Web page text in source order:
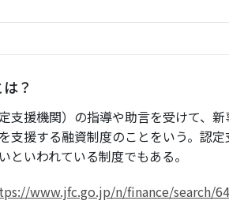
？
支援機関）の指導や助言を受けて、
支援する融資制度のことをいう。認
いわれている制度でもある。
www.jfc.go.jp/n/finance/search/